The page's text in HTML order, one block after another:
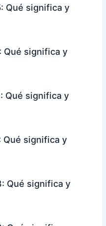
Qué significa y
Qué significa y
Qué significa y
Qué significa y
Qué significa y